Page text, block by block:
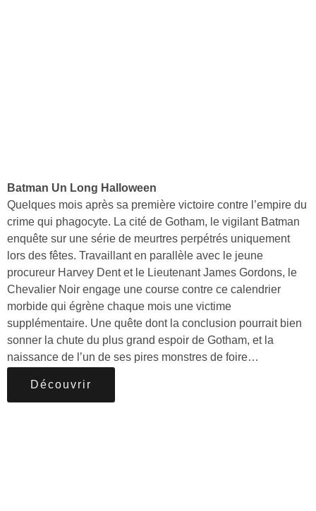
Batman Un Long Halloween
Quelques mois après sa première victoire contre l’empire du
crime qui phagocyte. La cité de Gotham, le vigilant Batman
enquête sur une série de meurtres perpétrés uniquement
lors des fêtes. Travaillant en parallèle avec le jeune
procureur Harvey Dent et le Lieutenant James Gordons, le
Chevalier Noir engage une course contre ce calendrier
morbide qui égrène chaque mois une victime
supplémentaire. Une quête dont la conclusion pourrait bien
sonner la chute du plus grand espoir de Gotham, et la
naissance de l’un de ses pires monstres de foire…
Découvrir